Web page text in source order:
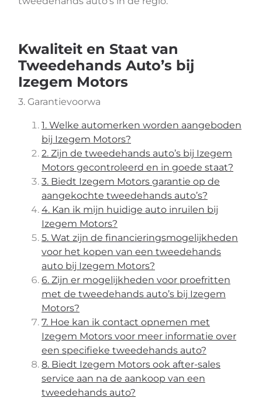
Kwaliteit en Staat van
Tweedehands Auto’s bij
Izegem Motors
3. Garantievoorwa
1. Welke automerken worden aangeboden
bij Izegem Motors?
2. Zijn de tweedehands auto’s bij Izegem
Motors gecontroleerd en in goede staat?
3. Biedt Izegem Motors garantie op de
aangekochte tweedehands auto’s?
4. Kan ik mijn huidige auto inruilen bij
Izegem Motors?
5. Wat zijn de financieringsmogelijkheden
voor het kopen van een tweedehands
auto bij Izegem Motors?
6. Zijn er mogelijkheden voor proefritten
met de tweedehands auto’s bij Izegem
Motors?
7. Hoe kan ik contact opnemen met
Izegem Motors voor meer informatie over
een specifieke tweedehands auto?
8. Biedt Izegem Motors ook after-sales
service aan na de aankoop van een
tweedehands auto?